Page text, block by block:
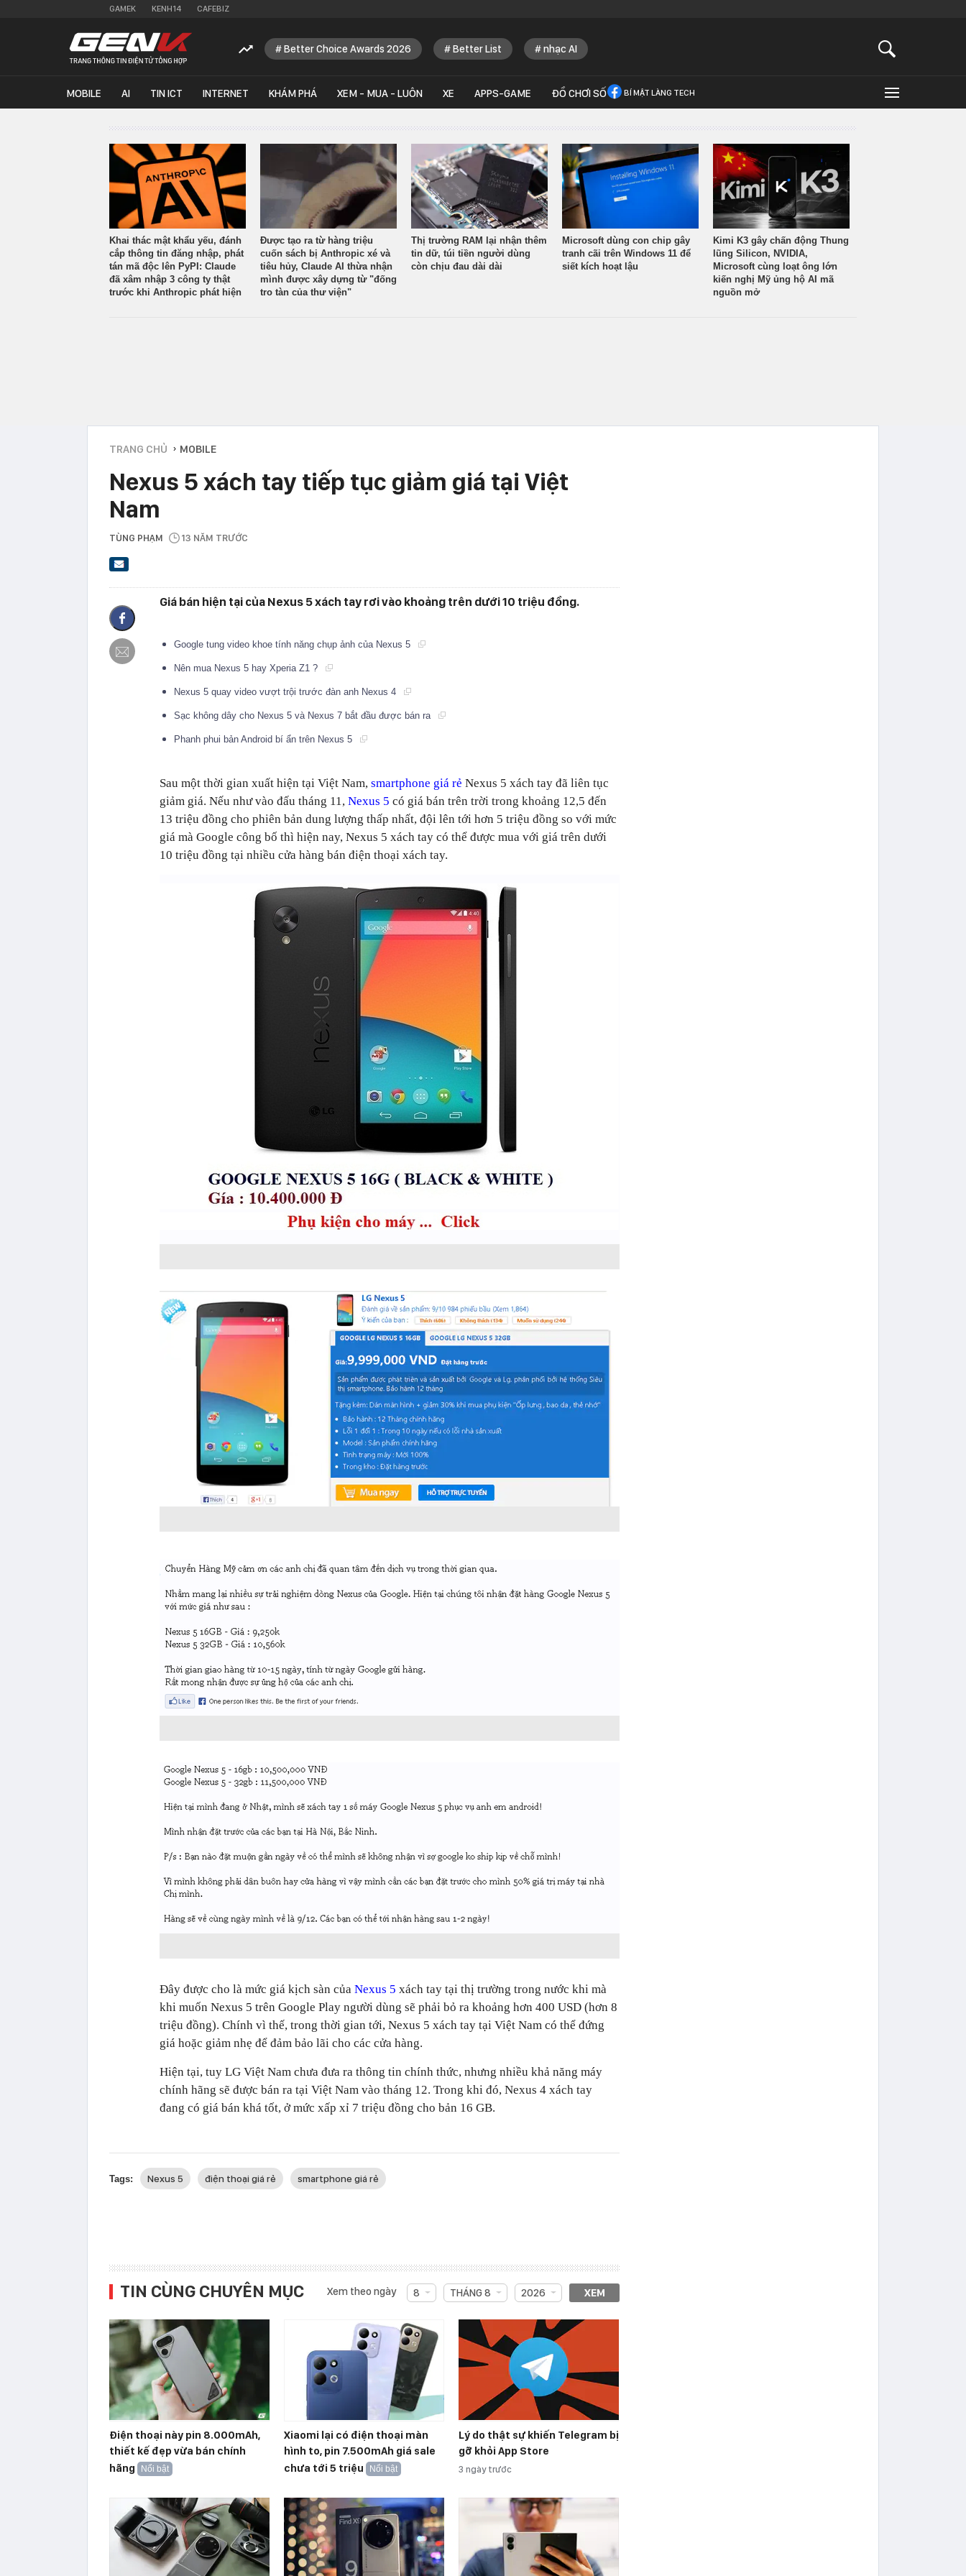
GAMEK KENH14 CAFEBIZ
Better Choice Awards 2026 Better List nhạc AI
MOBILE AI TIN ICT INTERNET KHÁM PHÁ XEM - MUA - LUÔN XE APPS-GAME ĐỒ CHƠI SỐ BÍ MẬT LÀNG TECH
Khai thác mật khẩu yếu, đánh
cắp thông tin đăng nhập, phát
tán mã độc lên PyPI: Claude
đã xâm nhập 3 công ty thật
trước khi Anthropic phát hiện
Được tạo ra từ hàng triệu
cuốn sách bị Anthropic xé và
tiêu hủy, Claude AI thừa nhận
mình được xây dựng từ "đống
tro tàn của thư viện"
Thị trường RAM lại nhận thêm
tin dữ, túi tiền người dùng
còn chịu đau dài dài
Microsoft dùng con chip gây
tranh cãi trên Windows 11 để
siết kích hoạt lậu
Kimi K3 gây chấn động Thung
lũng Silicon, NVIDIA,
Microsoft cùng loạt ông lớn
kiến nghị Mỹ ủng hộ AI mã
nguồn mở
TRANG CHỦ › MOBILE
Nexus 5 xách tay tiếp tục giảm giá tại Việt
Nam
TÙNG PHẠM 13 NĂM TRƯỚC
Giá bán hiện tại của Nexus 5 xách tay rơi vào khoảng trên dưới 10 triệu đồng.
Google tung video khoe tính năng chụp ảnh của Nexus 5
Nên mua Nexus 5 hay Xperia Z1 ?
Nexus 5 quay video vượt trội trước đàn anh Nexus 4
Sạc không dây cho Nexus 5 và Nexus 7 bắt đầu được bán ra
Phanh phui bản Android bí ẩn trên Nexus 5
Sau một thời gian xuất hiện tại Việt Nam, smartphone giá rẻ Nexus 5 xách tay đã liên tục
giảm giá. Nếu như vào đấu tháng 11, Nexus 5 có giá bán trên trời trong khoảng 12,5 đến
13 triệu đồng cho phiên bản dung lượng thấp nhất, đội lên tới hơn 5 triệu đồng so với mức
giá mà Google công bố thì hiện nay, Nexus 5 xách tay có thể được mua với giá trên dưới
10 triệu đồng tại nhiều cửa hàng bán điện thoại xách tay.
Đây được cho là mức giá kịch sàn của Nexus 5 xách tay tại thị trường trong nước khi mà
khi muốn Nexus 5 trên Google Play người dùng sẽ phải bỏ ra khoảng hơn 400 USD (hơn 8
triệu đồng). Chính vì thế, trong thời gian tới, Nexus 5 xách tay tại Việt Nam có thể đứng
giá hoặc giảm nhẹ để đảm bảo lãi cho các cửa hàng.
Hiện tại, tuy LG Việt Nam chưa đưa ra thông tin chính thức, nhưng nhiều khả năng máy
chính hãng sẽ được bán ra tại Việt Nam vào tháng 12. Trong khi đó, Nexus 4 xách tay
đang có giá bán khá tốt, ở mức xấp xỉ 7 triệu đồng cho bản 16 GB.
Tags: Nexus 5 điện thoại giá rẻ smartphone giá rẻ
TIN CÙNG CHUYÊN MỤC Xem theo ngày 8 THÁNG 8 2026 XEM
Điện thoại này pin 8.000mAh,
thiết kế đẹp vừa bán chính
hãng
Nổi bật
Xiaomi lại có điện thoại màn
hình to, pin 7.500mAh giá sale
chưa tới 5 triệu
Nổi bật
Lý do thật sự khiến Telegram bị
gỡ khỏi App Store
3 ngày trước